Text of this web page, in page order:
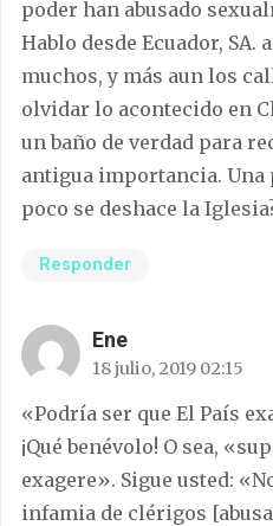
poder han abusado
Hablo desde Ecuador, SA.
muchos, y más aun los
olvidar lo acontecido en
un baño de verdad para
antigua importancia. Una
poco se deshace la
Responder
Ene
18 julio, 2019 02:15
«Podría ser que El País
¡Qué benévolo! O sea,
exagere». Sigue usted:
infamia de clérigos